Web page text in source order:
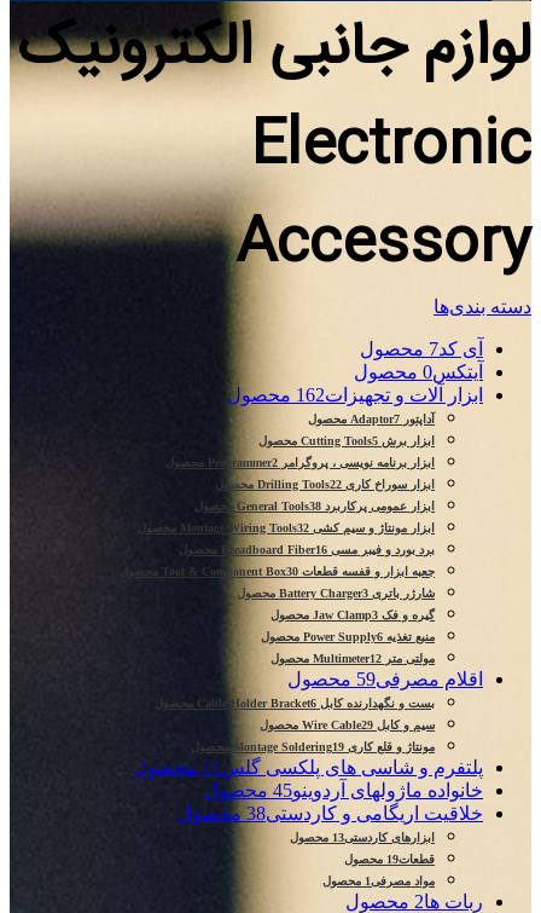
لوازم جانبی الکترونیک
Electronic
Accessory
دسته بندی‌ها
آی کد7 محصول
آیتکس0 محصول
ابزار آلات و تجهیزات162 محصول
آداپتور Adaptor 7 محصول
ابزار برش Cutting Tools 5 محصول
ابزار برنامه نویسی ، پروگرامر Programmer 2 محصول
ابزار سوراخ کاری Drilling Tools 22 محصول
ابزار عمومی پرکاربرد General Tools 38 محصول
ابزار مونتاژ و سیم کشی Montage Wiring Tools 32 محصول
برد بورد و فیبر مسی Breadboard Fiber 16 محصول
جعبه ابزار و قفسه قطعات Tool & Component Box 30 محصول
شارژر باتری Battery Charger 3 محصول
گیره و فک Jaw Clamp 3 محصول
منبع تغذیه Power Supply 6 محصول
مولتی متر Multimeter 12 محصول
اقلام مصرفی59 محصول
بست و نگهدارنده کابل Cable Holder Bracket 6 محصول
سیم و کابل Wire Cable 29 محصول
مونتاژ و قلع کاری Montage Soldering 19 محصول
پلتفرم و شاسی های پلکسی گلس 11 محصول
خانواده ماژولهای آردوینو45 محصول
خلاقیت اریگامی و کاردستی38 محصول
ابزارهای کاردستی13 محصول
قطعات19 محصول
مواد مصرفی1 محصول
ربات ها2 محصول